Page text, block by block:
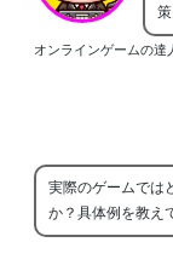
オンラインゲームの達
策
実際のゲームでは
か？具体例を教え